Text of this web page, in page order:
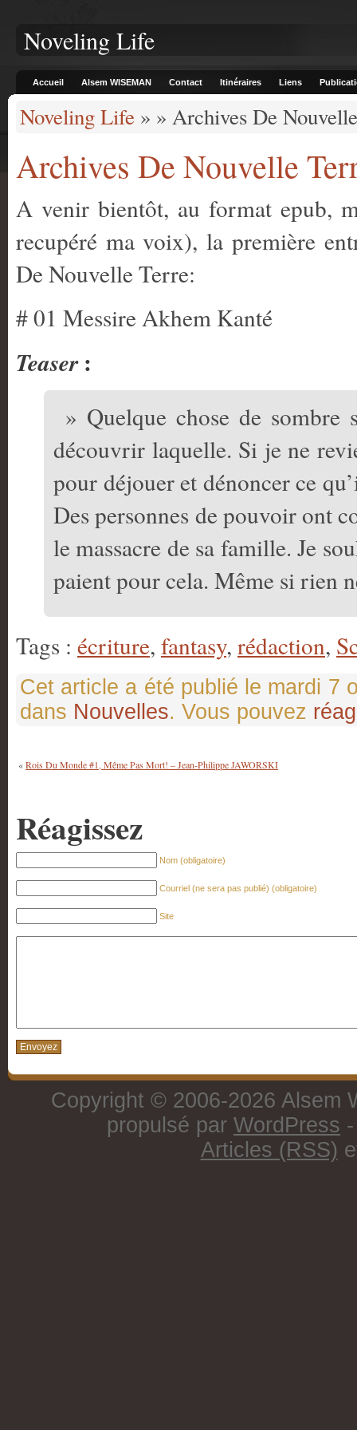
Noveling Life
Accueil Alsem WISEMAN Contact Itinéraires Liens
Noveling Life » » Archives De
Archives De Nouvelle
A venir bientôt, au format epub,
recupéré ma voix), la première
De Nouvelle Terre:
# 01 Messire Akhem Kanté
Teaser:
» Quelque chose de sombre
découvrir laquelle. Si je ne
pour déjouer et dénoncer ce
Des personnes de pouvoir ont
le massacre de sa famille. Je
paient pour cela. Même si rien
Tags : écriture, fantasy, rédaction,
Cet article a été publié le mardi 7
dans Nouvelles. Vous pouvez
«Rois Du Monde #1, Même Pas Mort! – Jean-Philippe JAWORSKI
Réagissez
Nom (obligatoire)
Courriel (ne sera pas publié) (obligatoire)
Site
Copyright © 2006-2026 Alsem
propulsé par WordPress
Articles (RSS)